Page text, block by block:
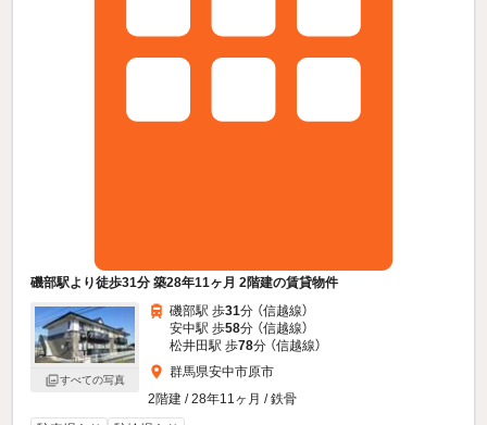
磯部駅より徒歩31分 築28年11ヶ月 2階建の賃貸物件
すべての写真
磯部駅 歩31分 （信越線）
安中駅 歩58分 （信越線）
松井田駅 歩78分 （信越線）
群馬県安中市原市
2階建 / 28年11ヶ月 / 鉄骨